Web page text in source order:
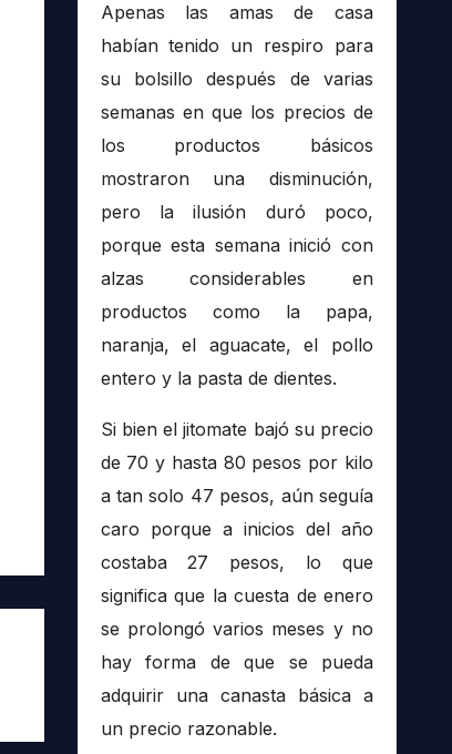
Apenas las amas de casa
habían tenido un respiro para
su bolsillo después de varias
semanas en que los precios de
los productos básicos
mostraron una disminución,
pero la ilusión duró poco,
porque esta semana inició con
alzas considerables en
productos como la papa,
naranja, el aguacate, el pollo
entero y la pasta de dientes.
Si bien el jitomate bajó su precio
de 70 y hasta 80 pesos por kilo
a tan solo 47 pesos, aún seguía
caro porque a inicios del año
costaba 27 pesos, lo que
significa que la cuesta de enero
se prolongó varios meses y no
hay forma de que se pueda
adquirir una canasta básica a
un precio razonable.